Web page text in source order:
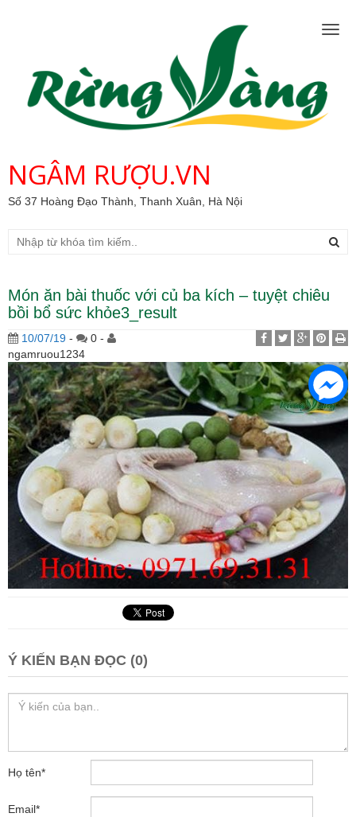
NGÂM RƯỢU.VN
Số 37 Hoàng Đạo Thành, Thanh Xuân, Hà Nội
Món ăn bài thuốc với củ ba kích – tuyệt chiêu
bồi bổ sức khỏe3_result
10/07/19 -
0 -
ngamruou1234
Ý KIẾN BẠN ĐỌC (0)
Họ tên*
Email*